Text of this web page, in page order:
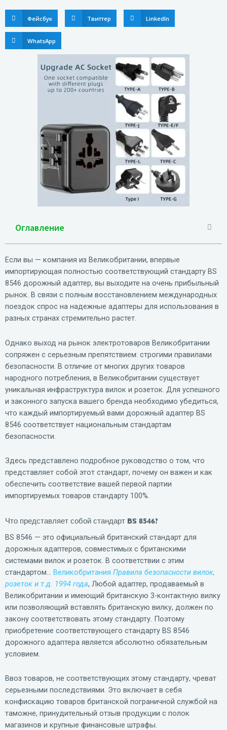
Фейсбук Твиттер LinkedIn
WhatsApp
Оглавление
Если вы — компания из Великобритании, впервые
импортирующая полностью соответствующий стандарту BS
8546 дорожный адаптер, вы выходите на очень прибыльный
рынок. В связи с полным восстановлением международных
поездок спрос на надежные адаптеры для использования в
разных странах стремительно растет.
Однако выход на рынок электротоваров Великобритании
сопряжен с серьезным препятствием: строгими правилами
безопасности. В отличие от многих других товаров
народного потребления, в Великобритании существует
уникальная инфраструктура вилок и розеток. Для успешного
и законного запуска вашего бренда необходимо убедиться,
что каждый импортируемый вами дорожный адаптер BS
8546 соответствует национальным стандартам
безопасности.
Здесь представлено подробное руководство о том, что
представляет собой этот стандарт, почему он важен и как
обеспечить соответствие вашей первой партии
импортируемых товаров стандарту 100%.
Что представляет собой стандарт BS 8546?
BS 8546 — это официальный британский стандарт для
дорожных адаптеров, совместимых с британскими
системами вилок и розеток. В соответствии с этим
стандартом... Великобритания Правила безопасности вилок,
розеток и т.д. 1994 года, Любой адаптер, продаваемый в
Великобритании и имеющий британскую 3-контактную вилку
или позволяющий вставлять британскую вилку, должен по
закону соответствовать этому стандарту. Поэтому
приобретение соответствующего стандарту BS 8546
дорожного адаптера является абсолютно обязательным
условием.
Ввоз товаров, не соответствующих этому стандарту, чреват
серьезными последствиями. Это включает в себя
конфискацию товаров британской пограничной службой на
таможне, принудительный отзыв продукции с полок
магазинов и крупные финансовые штрафы.